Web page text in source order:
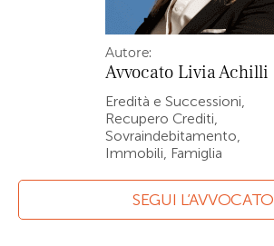
Autore:
Avvocato Livia Achilli
Eredità e Successioni,
Recupero Crediti,
Sovraindebitamento,
Immobili, Famiglia
SEGUI L’AVVOCATO